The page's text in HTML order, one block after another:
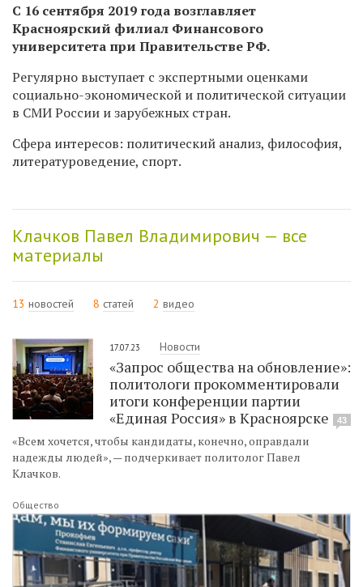
С 16 сентября 2019 года возглавляет
Красноярский филиал Финансового
университета при Правительстве РФ.
Регулярно выступает с экспертными оценками
социально-экономической и политической ситуации
в СМИ России и зарубежных стран.
Сфера интересов: политический анализ, философия,
литературоведение, спорт.
Клачков Павел Владимирович — все
материалы
13 новостей 8 статей 2 видео
17.07.23 Новости
«Запрос общества на обновление»:
политологи прокомментировали
итоги конференции партии
«Единая Россия» в Красноярске
43
«Всем хочется, чтобы кандидаты, конечно, оправдали
надежды людей», — подчеркивает политолог Павел
Клачков.
Общество